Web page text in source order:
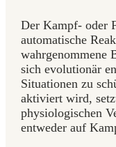
Der Kampf- oder
automatische
wahrgenommene
sich evolutionär
Situationen zu
aktiviert wird,
physiologischen
entweder auf